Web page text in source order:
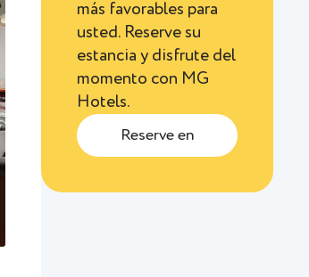
más favorables para
usted. Reserve su
estancia y disfrute del
momento con MG
Hotels.
Reserve en